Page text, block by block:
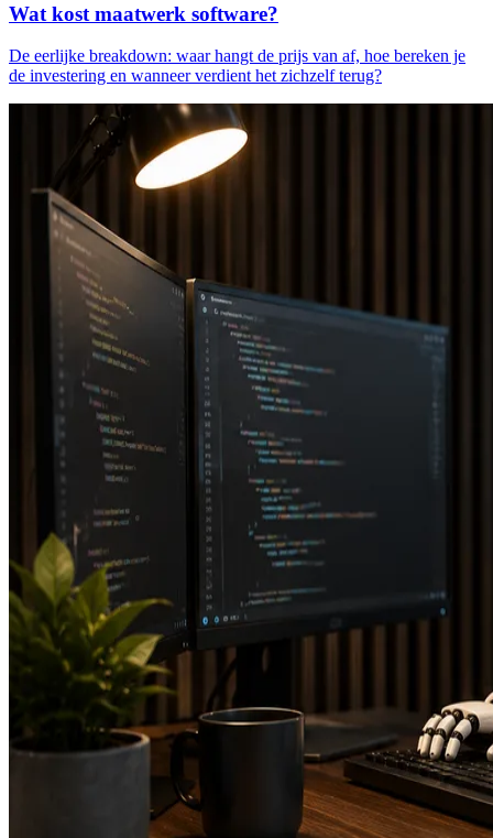
Wat kost maatwerk software?
De eerlijke breakdown: waar hangt de prijs van af, hoe bereken je
de investering en wanneer verdient het zichzelf terug?